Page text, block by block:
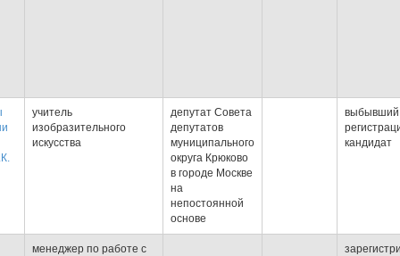
учитель
изобразительного
искусства
депутат Совета
депутатов
муниципального
округа Крюково
в городе Москве
на
непостоянной
основе
выбывший
кандидат
менеджер по работе с